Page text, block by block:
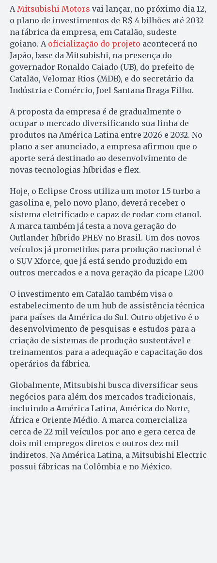
AMitsubishi Motors vai lançar, no próximo dia 12,
o plano de investimentos de R$ 4 bilhões até 2032
na fábrica da empresa, em Catalão, sudeste
goiano. A oficialização do projeto acontecerá no
Japão, base da Mitsubishi, na presença do
governador Ronaldo Caiado (UB), do prefeito de
Catalão, Velomar Rios (MDB), e do secretário da
Indústria e Comércio, Joel Santana Braga Filho.
A proposta da empresa é de gradualmente o
ocupar o mercado diversificando sua linha de
produtos na América Latina entre 2026 e 2032. No
plano a ser anunciado, a empresa afirmou que o
aporte será destinado ao desenvolvimento de
novas tecnologias híbridas e flex.
Hoje, o Eclipse Cross utiliza um motor 1.5 turbo a
gasolina e, pelo novo plano, deverá receber o
sistema eletrificado e capaz de rodar com etanol.
A marca também já testa a nova geração do
Outlander híbrido PHEV no Brasil. Um dos novos
veículos já prometidos para produção nacional é
o SUV Xforce, que já está sendo produzido em
outros mercados e a nova geração da picape L200
O investimento em Catalão também visa o
estabelecimento de um hub de assistência técnica
para países da América do Sul. Outro objetivo é o
desenvolvimento de pesquisas e estudos para a
criação de sistemas de produção sustentável e
treinamentos para a adequação e capacitação dos
operários da fábrica.
Globalmente, Mitsubishi busca diversificar seus
negócios para além dos mercados tradicionais,
incluindo a América Latina, América do Norte,
África e Oriente Médio. A marca comercializa
cerca de 22 mil veículos por ano e gera cerca de
dois mil empregos diretos e outros dez mil
indiretos. Na América Latina, a Mitsubishi Electric
possui fábricas na Colômbia e no México.